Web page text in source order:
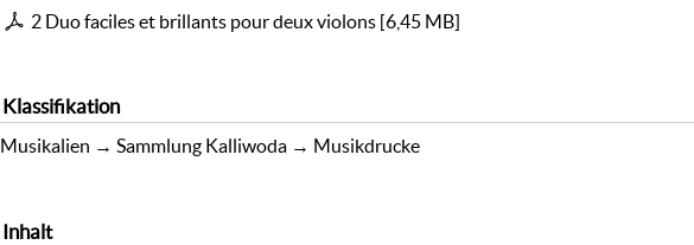
2 Duo faciles et brillants pour deux violons[6,45 MB]
Klassifikation
Musikalien →Sammlung Kalliwoda → Musikdrucke
Inhalt